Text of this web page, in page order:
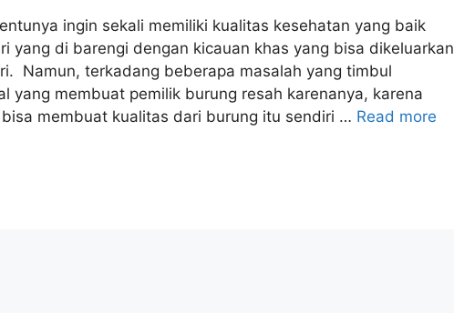
ingin sekali memiliki kualitas kesehatan yang baik
yang di barengi dengan kicauan khas yang bisa dikeluarkan
Namun, terkadang beberapa masalah yang timbul
yang membuat pemilik burung resah karenanya, karena
membuat kualitas dari burung itu sendiri … Read more